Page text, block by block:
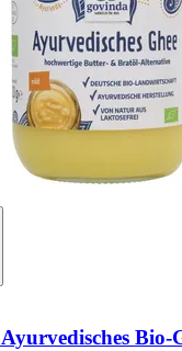
Ayurvedisches Bio-​